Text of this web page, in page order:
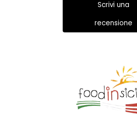
Scrivi una
recensione